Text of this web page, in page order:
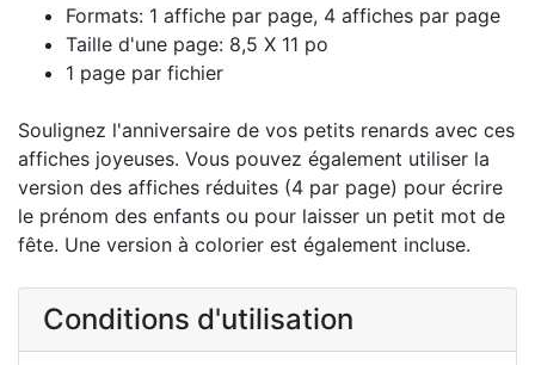
Formats: 1 affiche par page, 4 affiches par page
Taille d'une page: 8,5 X 11 po
1 page par fichier
Soulignez l'anniversaire de vos petits renards avec ces
affiches joyeuses. Vous pouvez également utiliser la
version des affiches réduites (4 par page) pour écrire
le prénom des enfants ou pour laisser un petit mot de
fête. Une version à colorier est également incluse.
Conditions d'utilisation